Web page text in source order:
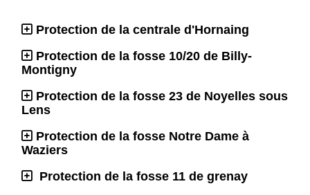
Protection de la centrale d'Hornaing
Protection de la fosse 10/20 de Billy-
Montigny
Protection de la fosse 23 de Noyelles sous
Lens
Protection de la fosse Notre Dame à
Waziers
Protection de la fosse 11 de grenay